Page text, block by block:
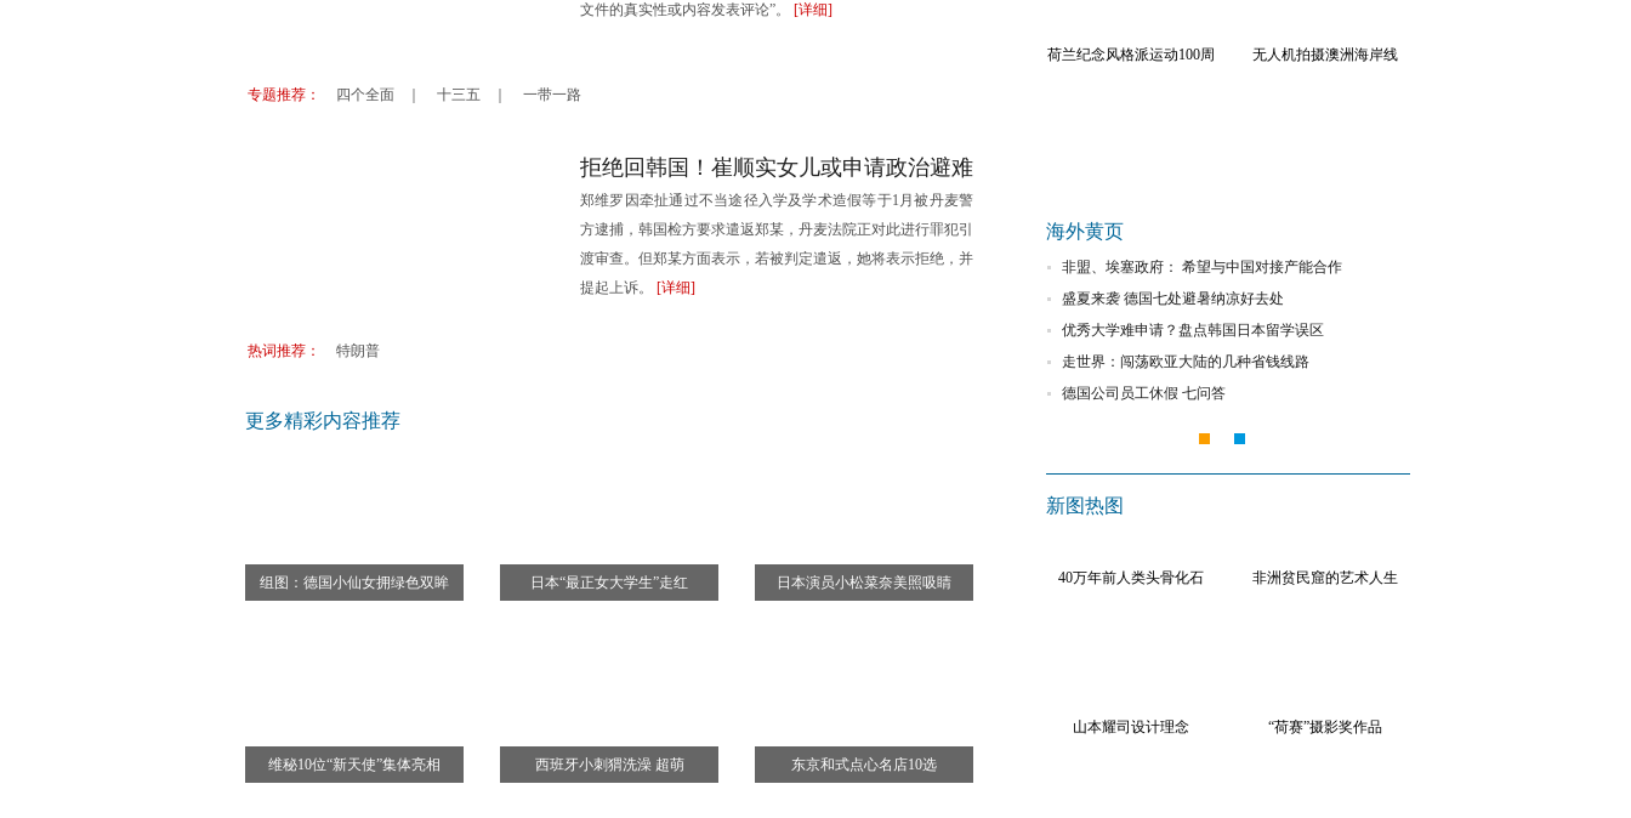
文件的真实性或内容发表评论”。 [详细]
专题推荐： 四个全面 十三五 一带一路
拒绝回韩国！崔顺实女儿或申请政治避难
郑维罗因牵扯通过不当途径入学及学术造假等于1月被丹麦警
方逮捕，韩国检方要求遣返郑某，丹麦法院正对此进行罪犯引
渡审查。但郑某方面表示，若被判定遣返，她将表示拒绝，并
提起上诉。 [详细]
热词推荐： 特朗普 中韩自贸协定签署
更多精彩内容推荐
组图：德国小仙女拥绿色双眸 日本“最正女大学生”走红 日本演员小松菜奈美照吸睛
维秘10位“新天使”集体亮相 西班牙小刺猬洗澡 超萌 东京和式点心名店10选
荷兰纪念风格派运动100周
无人机拍摄澳洲海岸线
海外黄页
非盟、埃塞政府： 希望与中国对接产能合作
走世界：闯荡欧亚大陆的几种省钱线路
西班牙旅游业调整策略 中国80后90后成目标群体
非盟、埃塞政府： 希望与中国对接产能合作
盛夏来袭 德国七处避暑纳凉好去处
优秀大学难申请？盘点韩国日本留学误区
走世界：闯荡欧亚大陆的几种省钱线路
德国公司员工休假 七问答
新图热图
40万年前人类头骨化石 非洲贫民窟的艺术人生
山本耀司设计理念 “荷赛”摄影奖作品